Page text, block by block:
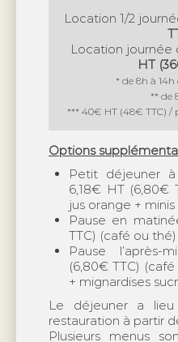
Location 1/2
Location journée
HT
* de 8h à 14h
** de
*** 40€ HT (48€ TTC) /
Options
Petit déjeuner à partir de 8 h pour
6,18€ HT (6,80€
jus orange +
Pause en matinée pour 2€ HT (2,20€
TTC) (café ou thé)
Pause l’après-midi pour 6,18€ HT
(6,80€ TTC)
+ mignardises
Le déjeuner a
restauration à partir
Plusieurs menus